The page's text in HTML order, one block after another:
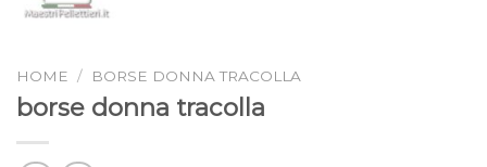
HOME / BORSE DONNA TRACOLLA
borse donna tracolla